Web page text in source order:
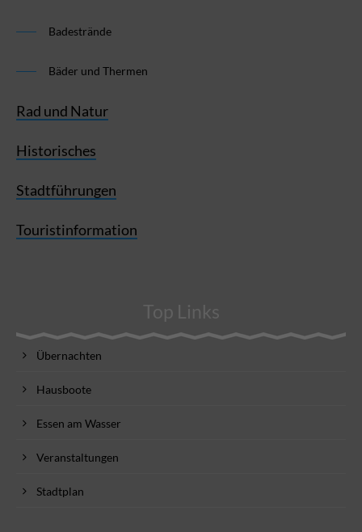
Badestrände
Bäder und Thermen
Rad und Natur
Historisches
Stadtführungen
Touristinformation
Top Links
Übernachten
Hausboote
Essen am Wasser
Veranstaltungen
Stadtplan